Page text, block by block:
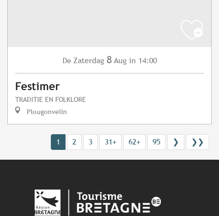
De Zaterdag 8 Aug in 14:00
Festimer
TRADITIE EN FOLKLORE
Plougonvelin
1 2 3 31+ 62+ 95 ❯ ❯❯